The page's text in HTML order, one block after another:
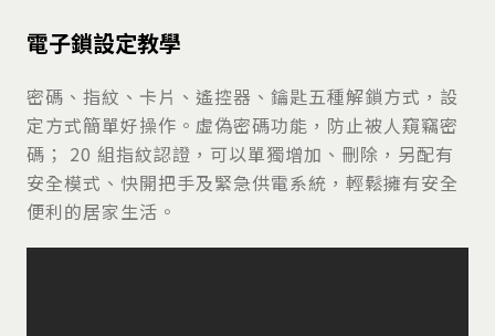
電子鎖設定教學
密碼、指紋、卡片、遙控器、鑰匙五種解鎖方式，設
定方式簡單好操作。虛偽密碼功能，防止被人窺竊密
碼； 20 組指紋認證，可以單獨增加、刪除，另配有
安全模式、快開把手及緊急供電系統，輕鬆擁有安全
便利的居家生活。